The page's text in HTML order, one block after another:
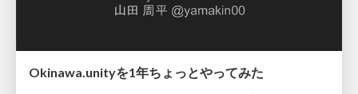
Okinawa.unityを1年ちょっとやってみた